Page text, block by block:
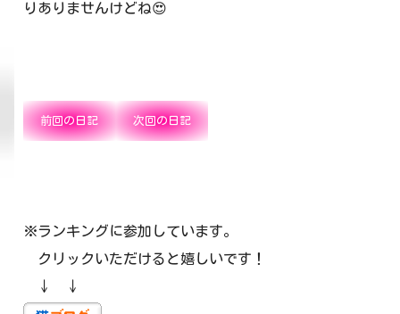
りありませんけどね😍
前回の日記 次回の日記
※ランキングに参加しています。
クリックいただけると嬉しいです！
↓ ↓